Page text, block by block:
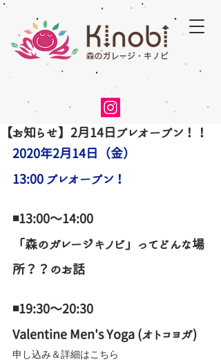
【お知らせ】2月14日プレオープン！！
2020年2月14日（金）
13:00 プレオープン！
◾13:00〜14:00
「森のガレージキノビ」ってどんな場
所？？のお話
◾19:30〜20:30
Valentine Men's Yoga (オトコヨガ)
申し込み＆詳細はこちら